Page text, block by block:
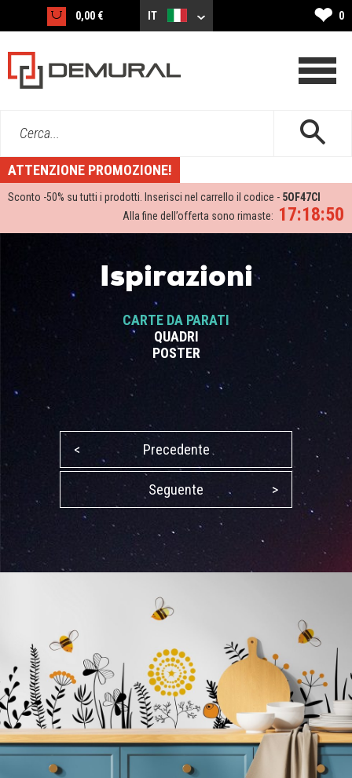
0,00 € IT ❤ 0
Cerca...
ATTENZIONE PROMOZIONE!
Sconto -50% su tutti i prodotti. Inserisci nel carrello il codice - 5OF47CI
17:18:49
Alla fine dell’offerta sono rimaste:
Ispirazioni
CARTE DA PARATI
QUADRI
POSTER
< Precedente
Seguente >